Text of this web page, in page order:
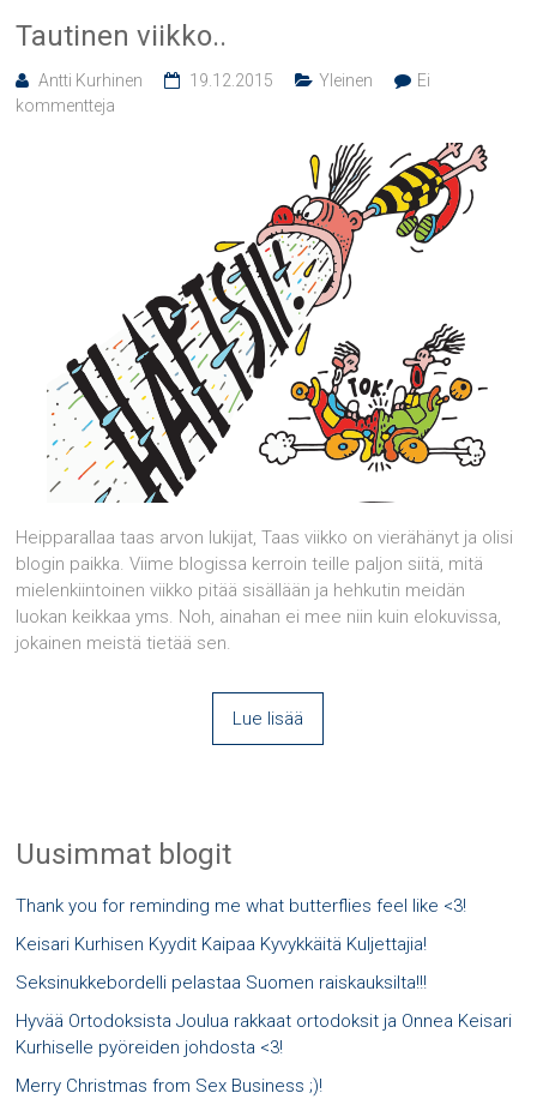
Tautinen viikko..
Antti Kurhinen 19.12.2015 Yleinen
Ei
kommentteja
Heipparallaa taas arvon lukijat, Taas viikko on vierähänyt ja olisi
blogin paikka. Viime blogissa kerroin teille paljon siitä, mitä
mielenkiintoinen viikko pitää sisällään ja hehkutin meidän
luokan keikkaa yms. Noh, ainahan ei mee niin kuin elokuvissa,
jokainen meistä tietää sen.
Lue lisää
Uusimmat blogit
Thank you for reminding me what butterflies feel like <3!
Keisari Kurhisen Kyydit Kaipaa Kyvykkäitä Kuljettajia!
Seksinukkebordelli pelastaa Suomen raiskauksilta!!!
Hyvää Ortodoksista Joulua rakkaat ortodoksit ja Onnea Keisari
Kurhiselle pyöreiden johdosta <3!
Merry Christmas from Sex Business ;)!